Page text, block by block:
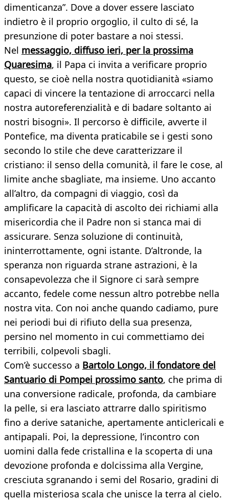
dimenticanza”. Dove a dover essere lasciato
indietro è il proprio orgoglio, il culto di sé, la
presunzione di poter bastare a noi stessi.
Nel messaggio, diffuso ieri, per la prossima
Quaresima, il Papa ci invita a verificare proprio
questo, se cioè nella nostra quotidianità «siamo
capaci di vincere la tentazione di arroccarci nella
nostra autoreferenzialità e di badare soltanto ai
nostri bisogni». Il percorso è difficile, avverte il
Pontefice, ma diventa praticabile se i gesti sono
secondo lo stile che deve caratterizzare il
cristiano: il senso della comunità, il fare le cose, al
limite anche sbagliate, ma insieme. Uno accanto
all’altro, da compagni di viaggio, così da
amplificare la capacità di ascolto dei richiami alla
misericordia che il Padre non si stanca mai di
assicurare. Senza soluzione di continuità,
ininterrottamente, ogni istante. D’altronde, la
speranza non riguarda strane astrazioni, è la
consapevolezza che il Signore ci sarà sempre
accanto, fedele come nessun altro potrebbe nella
nostra vita. Con noi anche quando cadiamo, pure
nei periodi bui di rifiuto della sua presenza,
persino nel momento in cui commettiamo dei
terribili, colpevoli sbagli.
Com’è successo a Bartolo Longo, il fondatore del
Santuario di Pompei prossimo santo, che prima di
una conversione radicale, profonda, da cambiare
la pelle, si era lasciato attrarre dallo spiritismo
fino a derive sataniche, apertamente anticlericali e
antipapali. Poi, la depressione, l’incontro con
uomini dalla fede cristallina e la scoperta di una
devozione profonda e dolcissima alla Vergine,
cresciuta sgranando i semi del Rosario, gradini di
quella misteriosa scala che unisce la terra al cielo.